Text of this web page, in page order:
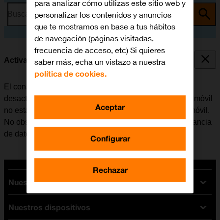
Busca por problema o tema
Activar o desactivar la itinerancia de datos
El consumo de datos en el extranjero se puede limitar,
desactivando la itinerancia de datos. Haciendo esto el móvil
no establece conexión con internet a través de la red móvil.
No obstante, se puede utilizar el Wi-Fi aunque la itinerancia
de datos esté desactivada.
Nuestras tarifas
Tarifas Orange
Nuestros dispositivos
para analizar cómo utilizas este sitio web y
personalizar los contenidos y anuncios
que te mostramos en base a tus hábitos
de navegación (páginas visitadas,
frecuencia de acceso, etc) Si quieres
saber más, echa un vistazo a nuestra
política de cookies.
Configurar
Rechazar
Aceptar